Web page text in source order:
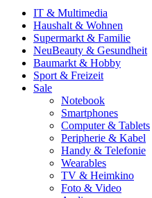
IT & Multimedia
Haushalt & Wohnen
Supermarkt & Familie
NeuBeauty & Gesundheit
Baumarkt & Hobby
Sport & Freizeit
Sale
Notebook
Smartphones
Computer & Tablets
Peripherie & Kabel
Handy & Telefonie
Wearables
TV & Heimkino
Foto & Video